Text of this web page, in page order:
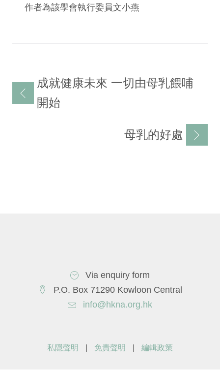
作者為該學會執行委員文小燕
文
章
成就健康未來 一切由母乳餵哺
開始
母乳的好處
Via enquiry form
P.O. Box 71290 Kowloon Central
info@hkna.org.hk
私隱聲明 免責聲明 編輯政策